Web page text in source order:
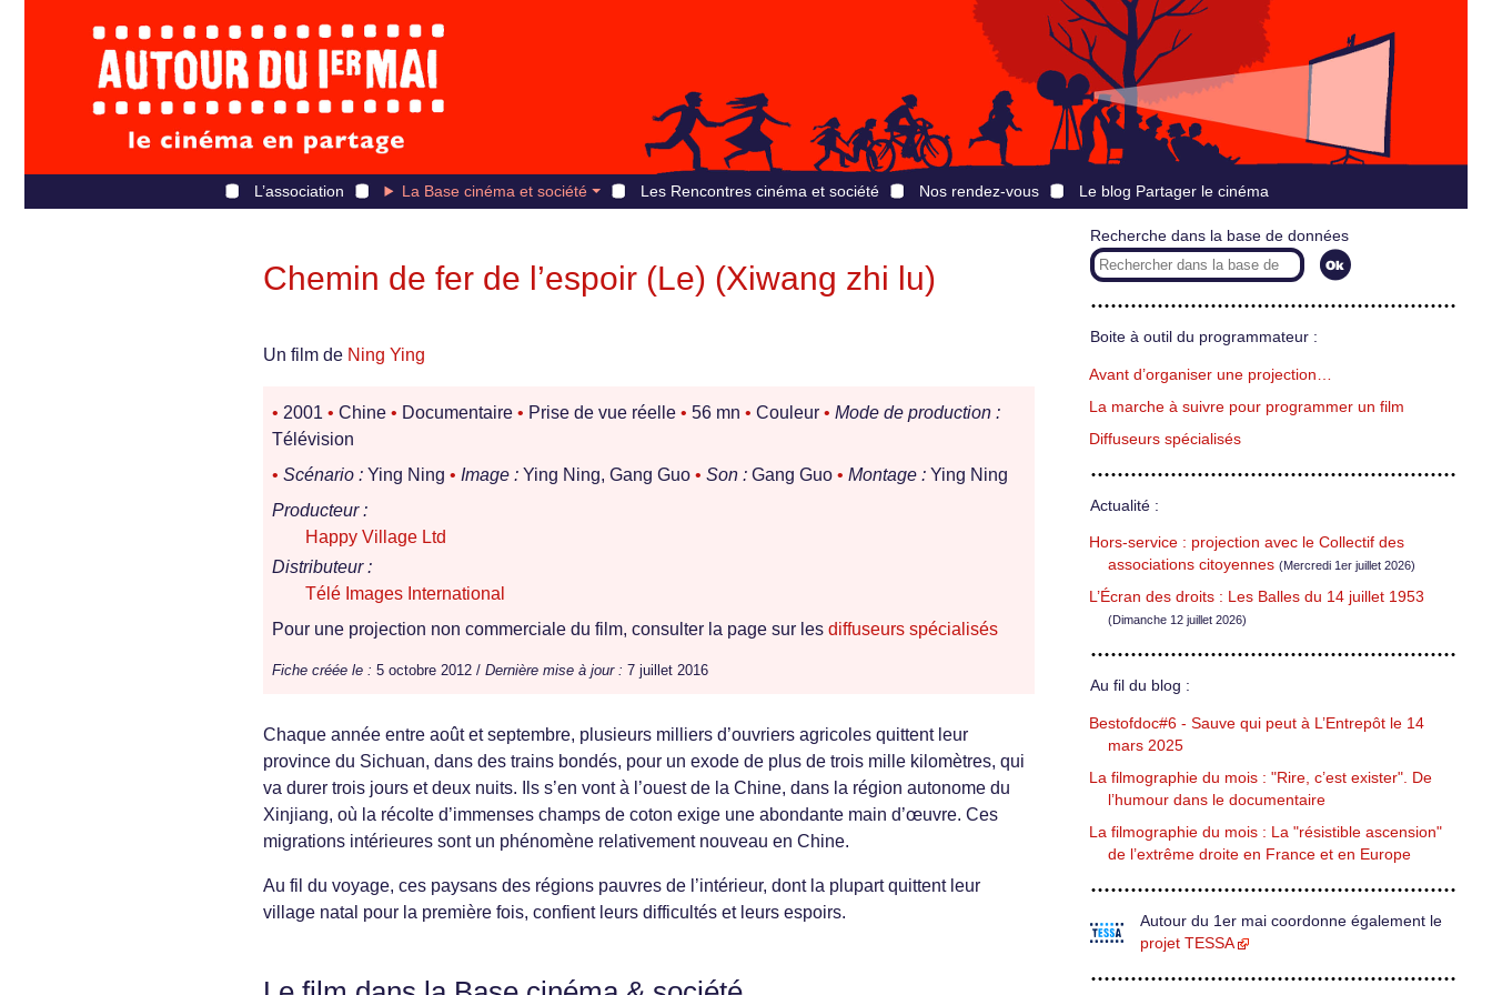
L’association La Base cinéma et société Les Rencontres cinéma et société Nos rendez-vous Le blog Partager le cinéma
Chemin de fer de l’espoir (Le) (Xiwang zhi lu)
Un film de Ning Ying
• 2001 • Chine • Documentaire • Prise de vue réelle • 56 mn • Couleur • Mode de production :
Télévision
• Scénario : Ying Ning • Image : Ying Ning, Gang Guo • Son : Gang Guo • Montage : Ying Ning
Producteur :
Happy Village Ltd
Distributeur :
Télé Images International
Pour une projection non commerciale du film, consulter la page sur les diffuseurs spécialisés
Fiche créée le : 5 octobre 2012 / Dernière mise à jour : 7 juillet 2016
Chaque année entre août et septembre, plusieurs milliers d’ouvriers agricoles quittent leur
province du Sichuan, dans des trains bondés, pour un exode de plus de trois mille kilomètres, qui
va durer trois jours et deux nuits. Ils s’en vont à l’ouest de la Chine, dans la région autonome du
Xinjiang, où la récolte d’immenses champs de coton exige une abondante main d’œuvre. Ces
migrations intérieures sont un phénomène relativement nouveau en Chine.
Au fil du voyage, ces paysans des régions pauvres de l’intérieur, dont la plupart quittent leur
village natal pour la première fois, confient leurs difficultés et leurs espoirs.
Recherche dans la base de données
Boite à outil du programmateur :
Avant d’organiser une projection…
La marche à suivre pour programmer un film
Diffuseurs spécialisés
Actualité :
Hors-service : projection avec le Collectif des
associations citoyennes (Mercredi 1er juillet 2026)
L’Écran des droits : Les Balles du 14 juillet 1953
(Dimanche 12 juillet 2026)
Au fil du blog :
Bestofdoc#6 - Sauve qui peut à L’Entrepôt le 14
mars 2025
La filmographie du mois : "Rire, c’est exister". De
l’humour dans le documentaire
La filmographie du mois : La "résistible ascension"
de l’extrême droite en France et en Europe
Autour du 1er mai coordonne également le
projet TESSA